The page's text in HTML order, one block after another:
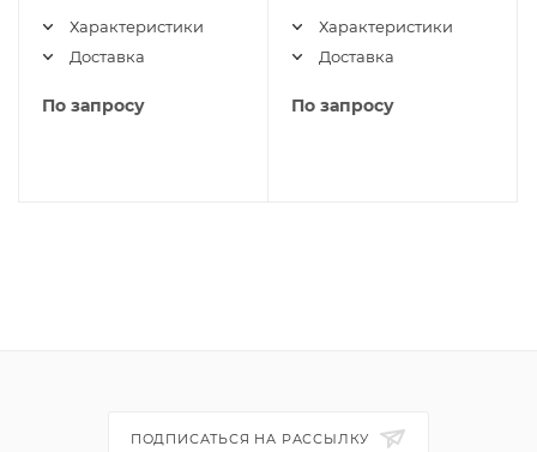
Характеристики
Доставка
По запросу
Характеристики
Доставка
По запросу
ПОДПИСАТЬСЯ НА РАССЫЛКУ